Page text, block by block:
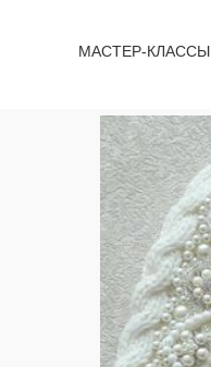
МАСТЕР-КЛАССЫ